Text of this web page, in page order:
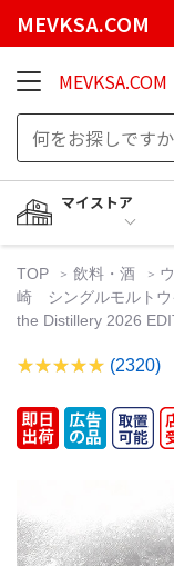
MEVKSA.COM
MEVKSA.COM
マイストア
TOP 飲料・酒
崎 シングルモルト
the Distillery 2026
(2320)